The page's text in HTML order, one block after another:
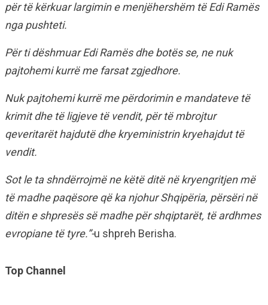
për të kërkuar largimin e menjëhershëm të Edi Ramës
nga pushteti.
Për ti dëshmuar Edi Ramës dhe botës se, ne nuk
pajtohemi kurrë me farsat zgjedhore.
Nuk pajtohemi kurrë me përdorimin e mandateve të
krimit dhe të ligjeve të vendit, për të mbrojtur
qeveritarët hajdutë dhe kryeministrin kryehajdut të
vendit.
Sot le ta shndërrojmë ne këtë ditë në kryengritjen më
të madhe paqësore që ka njohur Shqipëria, përsëri në
ditën e shpresës së madhe për shqiptarët, të ardhmes
evropiane të tyre.”-u shpreh Berisha.
Top Channel